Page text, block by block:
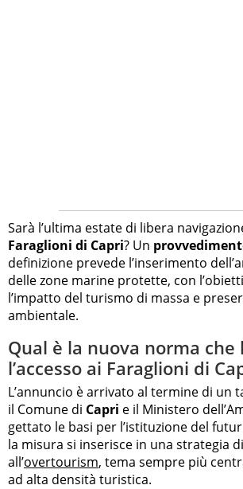
Sarà l’ultima estate di libera
Faraglioni di Capri? Un
definizione prevede l’inserimento
delle zone marine protette, con
l’impatto del turismo di massa e
ambientale.
Qual è la nuova norma
l’accesso ai Faraglioni di
L’annuncio è arrivato al termine di un
il Comune di Capri e il Ministero
gettato le basi per l’istituzione del
la misura si inserisce in una strategia
all’overtourism, tema sempre più
ad alta densità turistica.